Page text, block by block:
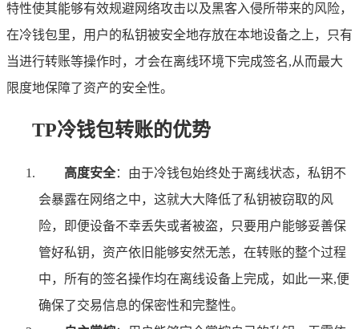
特性使其能够有效规避网络攻击以及黑客入侵所带来的风险，
在冷钱包里，用户的私钥被安全地存放在本地设备之上，只有
当进行转账等操作时，才会在离线环境下完成签名,从而最大
限度地保障了资产的安全性。
TP冷钱包转账的优势
高度安全：由于冷钱包始终处于离线状态，私钥不
会暴露在网络之中，这就大大降低了私钥被窃取的风
险，即便设备不幸丢失或者被盗，只要用户能够妥善保
管好私钥，资产依旧能够安然无恙，在转账的整个过程
中，所有的签名操作均在离线设备上完成，如此一来,便
确保了交易信息的保密性和完整性。